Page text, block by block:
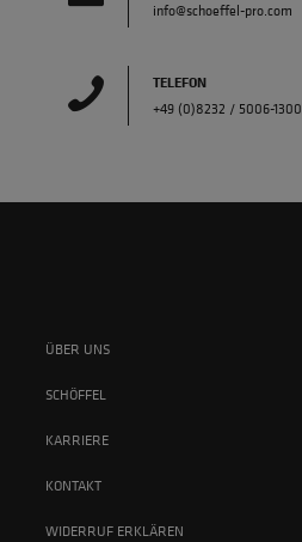
info@schoeffel-pro.com
TELEFON
+49 (0)8232 / 5006-1300
ÜBER UNS
SCHÖFFEL
KARRIERE
KONTAKT
WIDERRUF ERKLÄREN